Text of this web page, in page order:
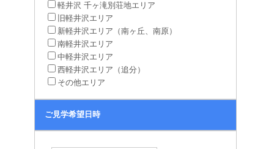
軽井沢 千ヶ滝別荘地エリア
旧軽井沢エリア
新軽井沢エリア（南ヶ丘、南原）
南軽井沢エリア
中軽井沢エリア
西軽井沢エリア（追分）
その他エリア
ご見学希望日時